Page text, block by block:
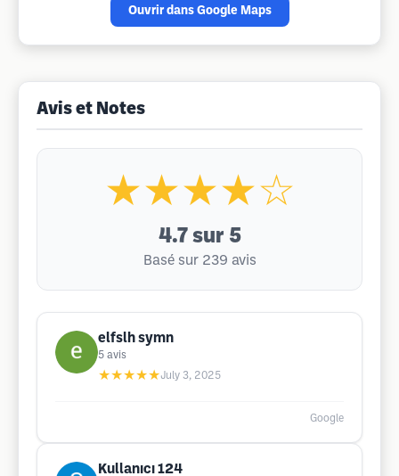
Ouvrir dans Google Maps
Avis et Notes
★★★★☆
4.7 sur 5
Basé sur 239 avis
elfslh symn
5 avis
★★★★★July 3, 2025
Google
Kullanıcı 124